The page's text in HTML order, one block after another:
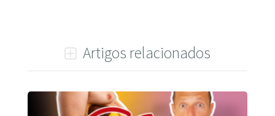
Artigos relacionados